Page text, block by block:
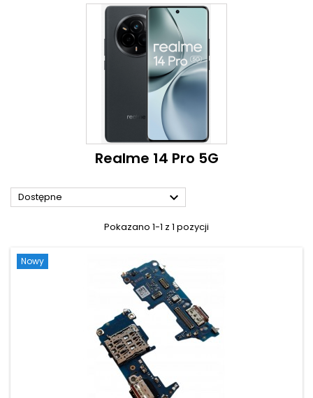
Realme 14 Pro 5G
Dostępne 
Pokazano 1-1 z 1 pozycji
Nowy